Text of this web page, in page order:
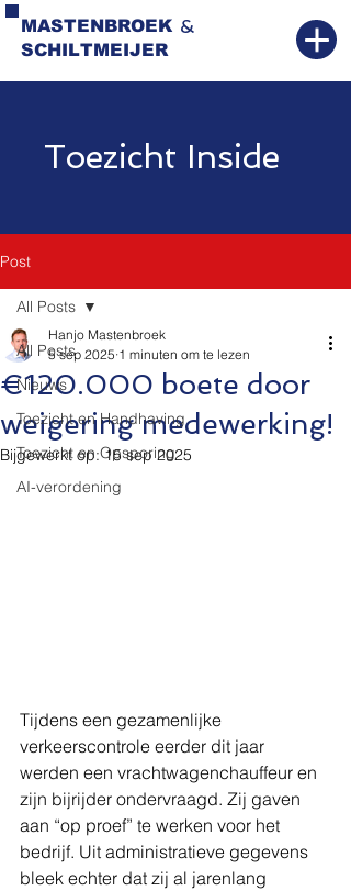
MASTENBROEK
SCHILTMEIJER
&
Toezicht Inside
Post
All Posts
Nieuws
Toezicht en Handhaving
Toezicht en Opsporing
AI-verordening
All Posts
€120.000 boete door
weigering medewerking!
Hanjo Mastenbroek
5 sep 2025 1 minuten om te lezen
Bijgewerkt op:15 sep 2025
Tijdens een gezamenlijke
verkeerscontrole eerder dit jaar
werden een vrachtwagenchauffeur en
zijn bijrijder ondervraagd. Zij gaven
aan “op proef” te werken voor het
bedrijf. Uit administratieve gegevens
bleek echter dat zij al jarenlang